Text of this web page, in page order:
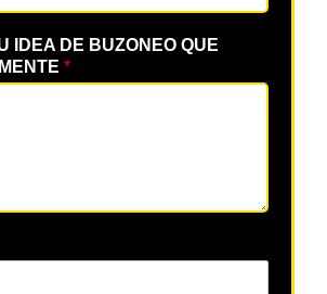
IDEA DE BUZONEO QUE
*